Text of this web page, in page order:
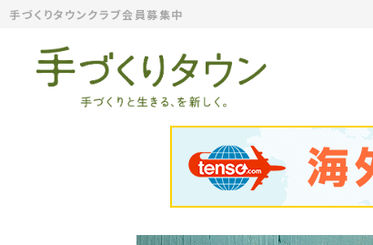
手づくりタウンクラブ会員募集中